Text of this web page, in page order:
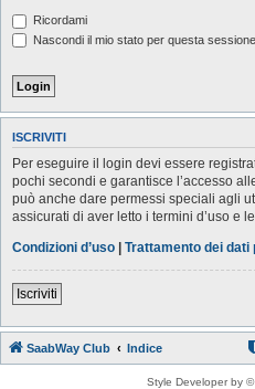
Ricordami
Nascondi il mio stato per questa sessione
ISCRIVITI
Per eseguire il login devi essere
pochi secondi e garantisce l’accesso
può anche dare permessi speciali agli
assicurati di aver letto i termini d’uso e
Condizioni d’uso | Trattamento dei dati
Iscriviti
SaabWay Club Indice
Style Developer by ©